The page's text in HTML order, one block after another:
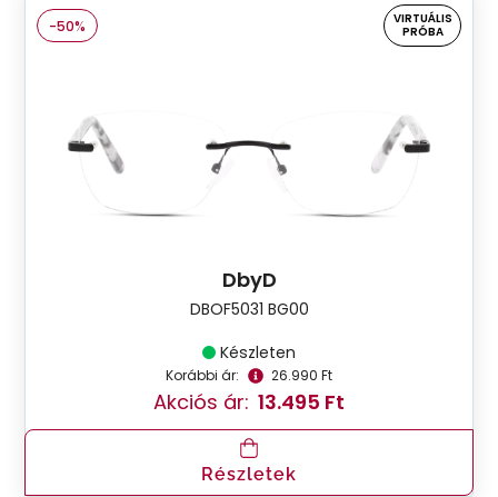
-50%
VIRTUÁLIS
PRÓBA
DbyD
DBOF5031 BG00
Készleten
Korábbi ár: 26.990 Ft
Akciós ár: 13.495 Ft
Részletek